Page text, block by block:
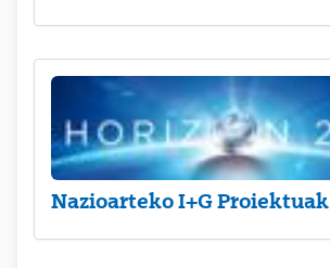
Nazioarteko I+G Proiektuak